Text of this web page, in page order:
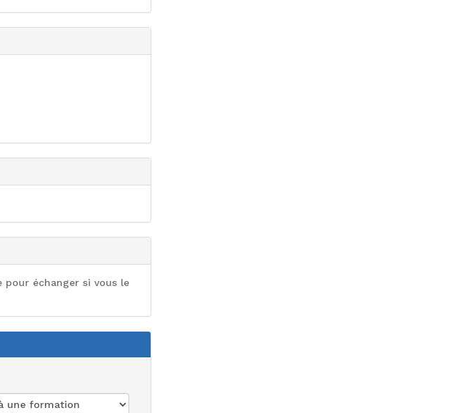
pour échanger si vous le